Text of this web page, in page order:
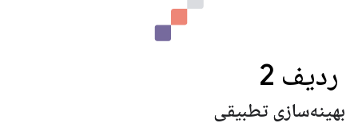
ردیف 2
بهینه‌سازی تطبیقی